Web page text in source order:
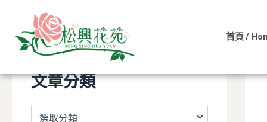
首頁 /
文章分類
章
分
類